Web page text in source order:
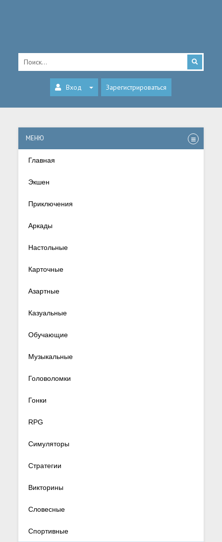
Вход Зарегистрироваться
МЕНЮ
Главная
Экшен
Приключения
Аркады
Настольные
Карточные
Азартные
Казуальные
Обучающие
Музыкальные
Головоломки
Гонки
RPG
Симуляторы
Стратегии
Викторины
Словесные
Спортивные